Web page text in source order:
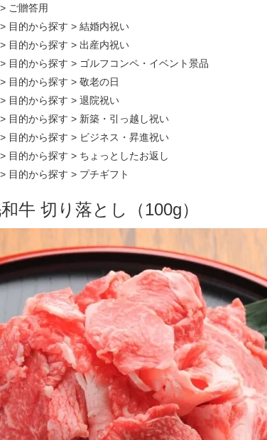
> ご贈答用
> 目的から探す > 結婚内祝い
> 目的から探す > 出産内祝い
> 目的から探す > ゴルフコンペ・イベント景品
> 目的から探す > 敬老の日
> 目的から探す > 退院祝い
> 目的から探す > 新築・引っ越し祝い
> 目的から探す > ビジネス・昇進祝い
> 目的から探す > ちょっとしたお返し
> 目的から探す > プチギフト
牛 切り落とし（100g）